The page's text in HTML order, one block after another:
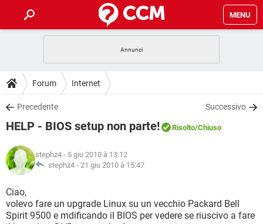
MENU
INTRATTENIMENTO
iOS
INSTAGRAM WHATSAPP
TIKTOK
HARDWARE
GUIDE
COVID-19
INSTAGRAM
TIKTOK
HARDWARE
DOWNLOAD
COVID-19 GAMING
INTRATTENIMENTO
iOS WINDOWS 10
INSTAGRAM
TIKTOK FACEBOOK
COVID-19
INTRATTENIMENTO
iOS
INSTAGRAM WHATSAPP
GLOSSARIO
COVID-19
INTRATTENIMENTO ANDROID
Forum Internet
Precedente Successivo
HELP - BIOS setup non parte! Risolto/Chiuso
stephz4 - 5 giu 2010 à 13:12
stephz4 - 21 giu 2010 à 15:47
Ciao,
volevo fare un upgrade Linux su un vecchio Packard Bell
Spirit 9500 e mdificando il BIOS per vedere se riuscivo a fare